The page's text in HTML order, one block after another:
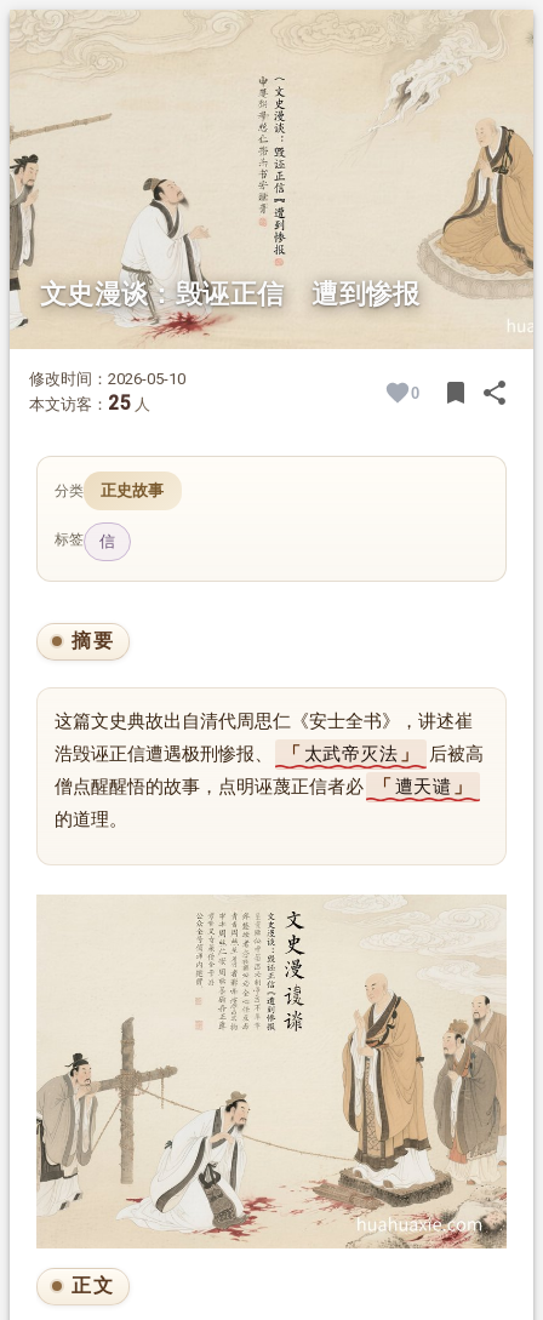
1.
摘要
2. 正文
周氏按语
文史漫谈：毁诬正信 遭到惨报
修改时间：2026-05-10
本文访客： 25 人
0 bookmark share
分类 正史故事
标签 信
摘要
这篇文史典故出自清代周思仁《安士全书》，讲述崔
浩毁诬正信遭遇极刑惨报、
太武帝灭法
后被高
僧点醒醒悟的故事，点明诬蔑正信者必
遭天谴
的道理。
正文